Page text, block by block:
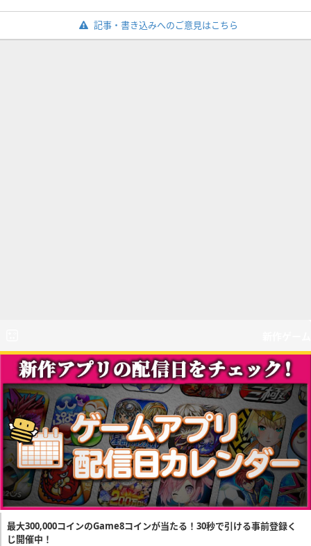
記事・書き込みへのご意見はこちら
最大300,000コインのGame8コインが当たる！30秒で引ける事前登録く
じ開催中！